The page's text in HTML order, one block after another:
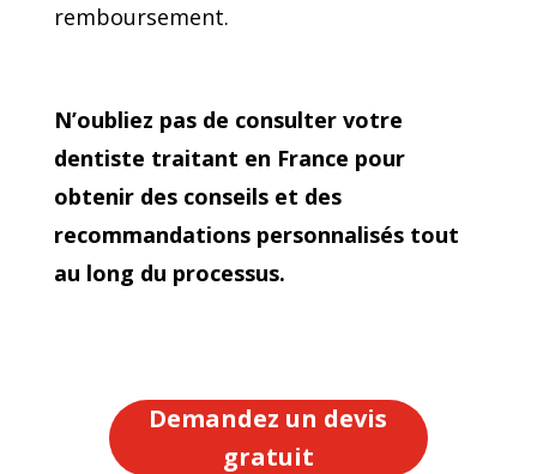
remboursement.
N’oubliez pas de consulter votre
dentiste traitant en France pour
obtenir des conseils et des
recommandations personnalisés tout
au long du processus.
Demandez un devis
gratuit